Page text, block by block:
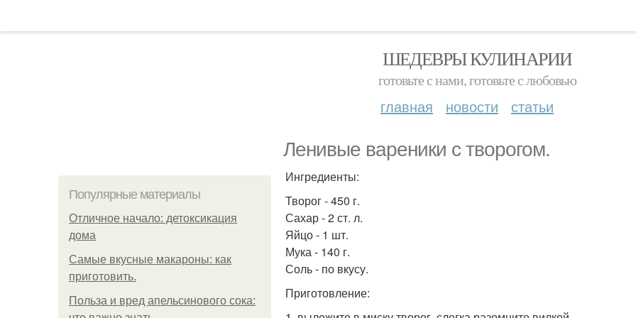
ШЕДЕВРЫ КУЛИНАРИИ
готовьте с нами, готовьте с любовью
главная новости статьи
Ленивые вареники с творогом.
Популярные материалы
Отличное начало: детоксикация
дома
Самые вкусные макароны: как
приготовить.
Польза и вред апельсинового сока:
Ингредиенты:
Творог - 450 г.
Сахар - 2 ст. л.
Яйцо - 1 шт.
Мука - 140 г.
Соль - по вкусу.
Приготовление: